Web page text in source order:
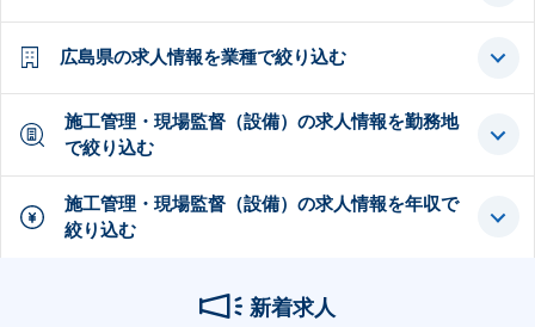
広島県の求人情報を業種で絞り込む
施工管理・現場監督（設備）の求人情報を勤務地
で絞り込む
施工管理・現場監督（設備）の求人情報を年収で
絞り込む
新着求人